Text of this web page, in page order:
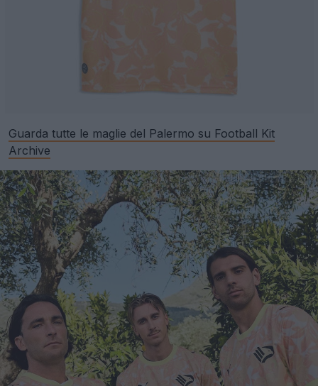
Guarda tutte le maglie del Palermo su Football Kit
Archive